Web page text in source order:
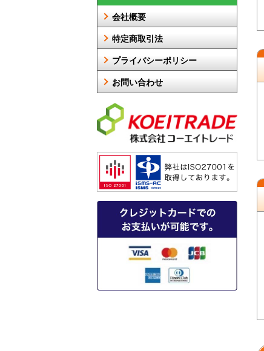
会社概要
特定商取引法
プライバシーポリシー
お問い合わせ